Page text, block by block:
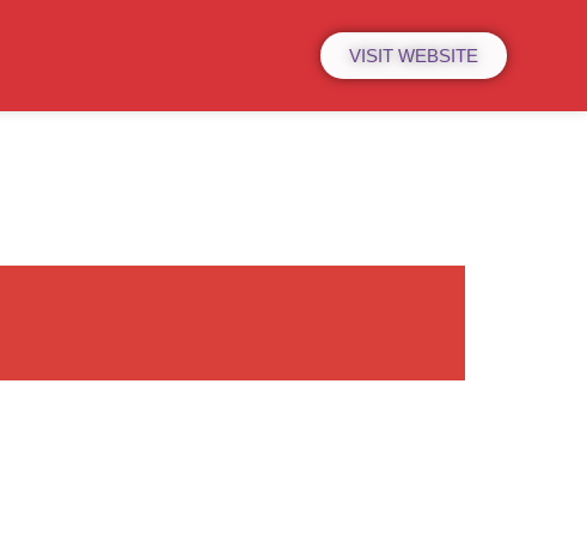
VISIT WEBSITE